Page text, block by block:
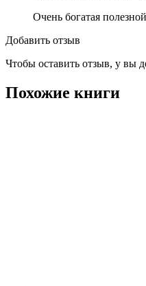
Очень богатая
Добавить отзыв
Чтобы оставить отзыв, у вы
Похожие книги